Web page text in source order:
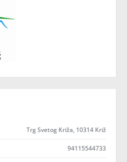
Trg Svetog Križa, 10314 Križ
94115544733